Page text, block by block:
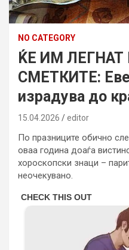
NO CATEGORY
ЌЕ ИМ
СМЕТКИТЕ: Еве
израдува до
15.04.2026 editor
По празниците обично
оваа година доаѓа
хороскопски знаци –
неочекувано.